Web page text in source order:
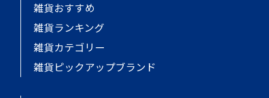
雑貨おすすめ
雑貨ランキング
雑貨カテゴリー
雑貨ピックアップブランド